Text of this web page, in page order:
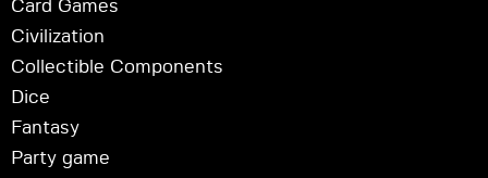
Card Games
Civilization
Collectible Components
Dice
Fantasy
Party game